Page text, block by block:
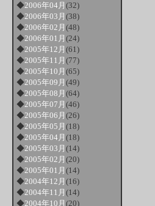
◆2006年04月 (32)
◆2006年03月 (38)
◆2006年02月 (48)
◆2006年01月 (24)
◆2005年12月 (61)
◆2005年11月 (77)
◆2005年10月 (65)
◆2005年09月 (49)
◆2005年08月 (64)
◆2005年07月 (46)
◆2005年06月 (26)
◆2005年05月 (18)
◆2005年04月 (18)
◆2005年03月 (14)
◆2005年02月 (20)
◆2005年01月 (14)
◆2004年12月 (16)
◆2004年11月 (14)
◆2004年10月 (20)